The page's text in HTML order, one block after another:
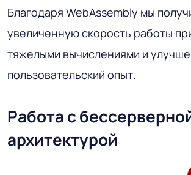
Благодаря WebAssembly мы
увеличенную скорость работы
тяжелыми вычислениями и
пользовательский опыт.
Работа с
архитектурой